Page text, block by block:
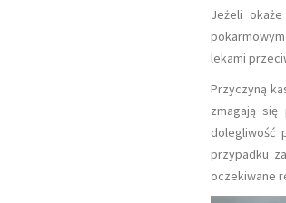
Jeżeli
lekami
Przyczyną
zmagają
dolegliwość
przypadku
oczekiwane
Jakie Szelki Są